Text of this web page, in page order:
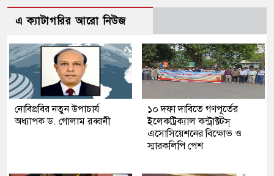
এ ক্যাটাগরির আরো নিউজ
নোবিপ্রবির নতুন উপাচার্য
অধ্যাপক ড. গোলাম রব্বানী
১০ দফা দাবিতে গণপূর্তের
ইলেকট্রিক্যাল কন্ট্রাক্টটস্
এসোসিয়েশনের বিক্ষোভ ও
স্মারকলিপি পেশ